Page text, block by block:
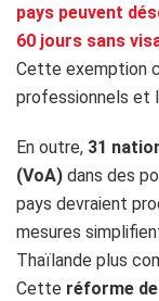
pays peuvent
60 jours sans
Cette exemption
professionnels et
En outre, 31
(VoA) dans des
pays devraient
mesures
Thaïlande plus
Cette réforme